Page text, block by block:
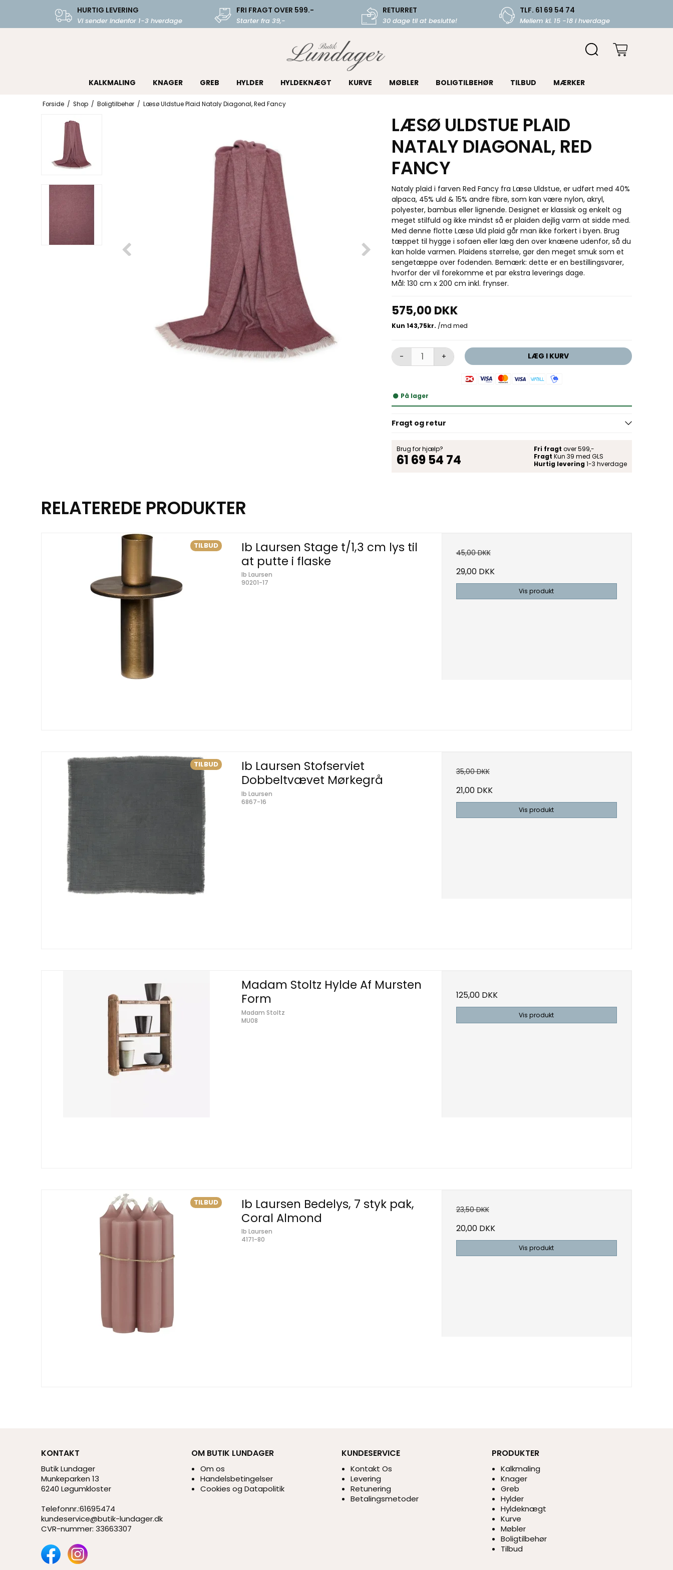
HURTIG LEVERING
Vi sender indenfor 1-3 hverdage
FRI FRAGT OVER 599.-
Starter fra 39,-
RETURRET
30 dage til at beslutte!
TLF. 61 69 54 74
Mellem kl. 15 -18 i hverdage
KALKMALING KNAGER GREB HYLDER HYLDEKNÆGT KURVE MØBLER BOLIGTILBEHØR TILBUD MÆRKER
Forside / Shop / Boligtilbehør / Læsø Uldstue Plaid Nataly Diagonal, Red Fancy
LÆSØ ULDSTUE PLAID
NATALY DIAGONAL, RED
FANCY
Nataly plaid i farven Red Fancy fra Læsø Uldstue, er udført med 40%
alpaca, 45% uld & 15% andre fibre, som kan være nylon, akryl,
polyester, bambus eller lignende. Designet er klassisk og enkelt og
meget stilfuld og ikke mindst så er plaiden dejlig varm at sidde med.
Med denne flotte Læsø Uld plaid går man ikke forkert i byen. Brug
tæppet til hygge i sofaen eller læg den over knæene udenfor, så du
kan holde varmen. Plaidens størrelse, gør den meget smuk som et
sengetæppe over fodenden. Bemærk: dette er en bestillingsvarer,
hvorfor der vil forekomme et par ekstra leverings dage.
Mål: 130 cm x 200 cm inkl. frynser.
575,00 DKK
- + LÆG I KURV
På lager
Fragt og retur
Brug for hjælp?
61 69 54 74
Fri fragt over 599,-
Fragt Kun 39 med GLS
Hurtig levering 1-3 hverdage
RELATEREDE PRODUKTER
TILBUD
Ib Laursen Stage t/1,3 cm lys til
at putte i flaske
Ib Laursen
90201-17
45,00 DKK
29,00 DKK
Vis produkt
TILBUD
Ib Laursen Stofserviet
Dobbeltvævet Mørkegrå
Ib Laursen
6867-16
35,00 DKK
21,00 DKK
Vis produkt
Madam Stoltz Hylde Af Mursten
Form
Madam Stoltz
MU08
125,00 DKK
Vis produkt
TILBUD
Ib Laursen Bedelys, 7 styk pak,
Coral Almond
Ib Laursen
4171-80
23,50 DKK
20,00 DKK
Vis produkt
KONTAKT
Butik Lundager
Munkeparken 13
6240 Løgumkloster
Telefonnr.:61695474
kundeservice@butik-lundager.dk
CVR-nummer: 33663307
OM BUTIK LUNDAGER
Om os
Handelsbetingelser
Cookies og Datapolitik
KUNDESERVICE
Kontakt Os
Levering
Retunering
Betalingsmetoder
PRODUKTER
Kalkmaling
Knager
Greb
Hylder
Hyldeknægt
Kurve
Møbler
Boligtilbehør
Tilbud